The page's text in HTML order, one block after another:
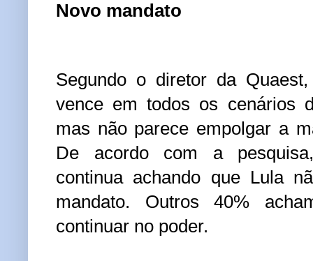
Novo mandato
Segundo o diretor da
vence em todos os cenários
mas não parece empolgar a
De acordo com a
continua achando que Lula
mandato. Outros 40%
continuar no poder.